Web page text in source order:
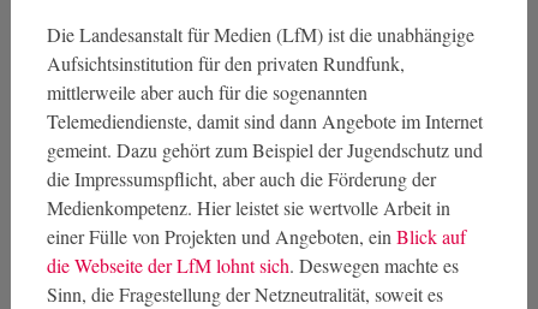
Die Landesanstalt für Medien (LfM) ist die unabhängige
Aufsichtsinstitution für den privaten Rundfunk,
mittlerweile aber auch für die sogenannten
Telemediendienste, damit sind dann Angebote im Internet
gemeint. Dazu gehört zum Beispiel der Jugendschutz und
die Impressumspflicht, aber auch die Förderung der
Medienkompetenz. Hier leistet sie wertvolle Arbeit in
einer Fülle von Projekten und Angeboten, einBlick auf
die Webseite der LfM lohnt sich. Deswegen machte es
Sinn, die Fragestellung der Netzneutralität, soweit es